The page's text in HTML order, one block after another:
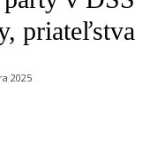
priateľstva
2025